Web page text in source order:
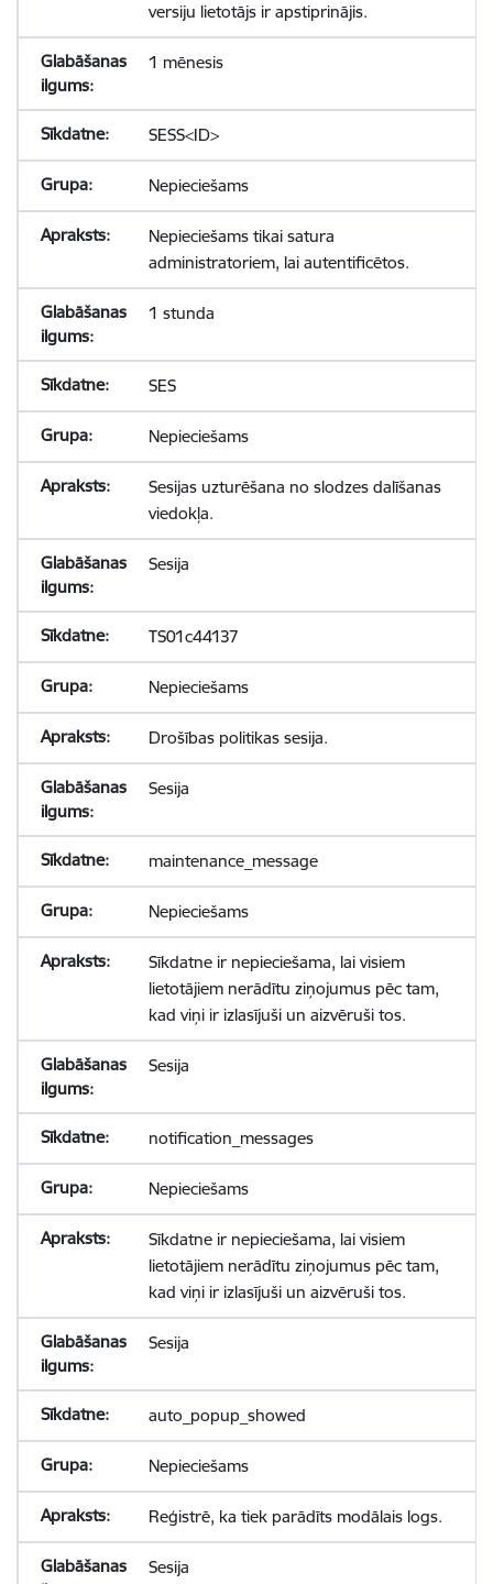
versiju lietotājs ir apstiprinājis.
1 mēnesis
SESS<ID>
Nepieciešams
Nepieciešams tikai satura
administratoriem, lai autentificētos.
1 stunda
SES
Nepieciešams
Sesijas uzturēšana no slodzes dalīšanas
viedokļa.
Sesija
TS01c44137
Nepieciešams
Drošības politikas sesija.
Sesija
maintenance_message
Nepieciešams
Sīkdatne ir nepieciešama, lai visiem
lietotājiem nerādītu ziņojumus pēc tam,
kad viņi ir izlasījuši un aizvēruši tos.
Sesija
notification_messages
Nepieciešams
Sīkdatne ir nepieciešama, lai visiem
lietotājiem nerādītu ziņojumus pēc tam,
kad viņi ir izlasījuši un aizvēruši tos.
Sesija
auto_popup_showed
Nepieciešams
Reģistrē, ka tiek parādīts modālais logs.
Sesija